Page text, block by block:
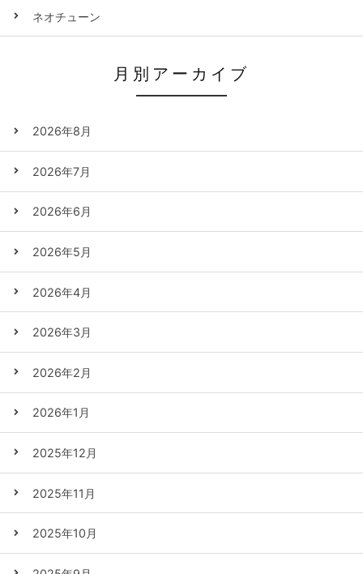
ネオチューン
月別アーカイブ
2026年8月
2026年7月
2026年6月
2026年5月
2026年4月
2026年3月
2026年2月
2026年1月
2025年12月
2025年11月
2025年10月